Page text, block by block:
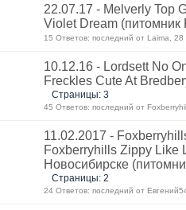
22.07.17 - Melverly Top
Violet Dream (питомник
15 Ответов: последний от Laima, 28
10.12.16 - Lordsett No
Freckles Cute At
Страницы: 3
45 Ответов: последний от
11.02.2017 -
Foxberryhills Zippy Like
Новосибирске
Страницы: 2
24 Ответов: последний от